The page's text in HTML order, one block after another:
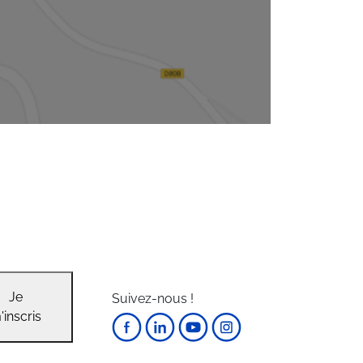
Je
Suivez-nous !